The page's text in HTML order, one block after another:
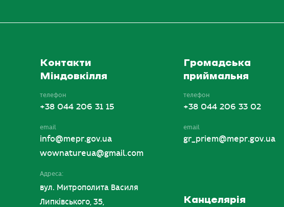
Контакти
Міндовкілля
телефон
+38 044 206 31 15
email
info@mepr.gov.ua
wownatureua@gmail.com
Адреса:
вул. Митрополита Василя
Липківського, 35,
Громадська
приймальня
телефон
+38 044 206 33 02
email
gr_priem@mepr.gov.ua
Канцелярія